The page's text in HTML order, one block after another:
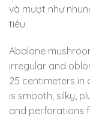
và mượt như
tiêu.
Abalone
irregular and
25 centimeters in
is smooth, silky,
and perforations